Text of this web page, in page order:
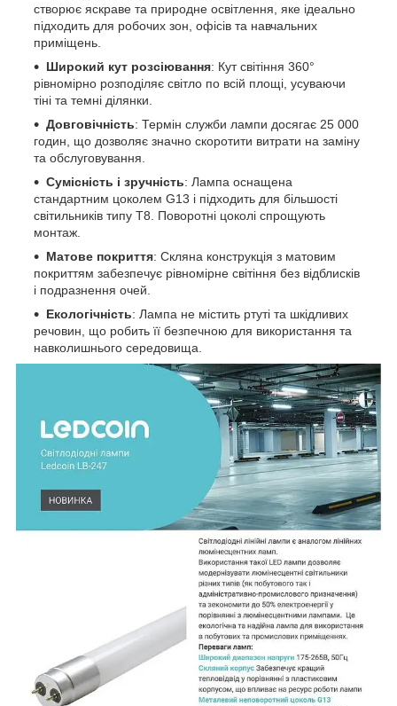
створює яскраве та природне освітлення, яке ідеально
підходить для робочих зон, офісів та навчальних
приміщень.
Широкий кут розсіювання: Кут світіння 360°
рівномірно розподіляє світло по всій площі, усуваючи
тіні та темні ділянки.
Довговічність: Термін служби лампи досягає 25 000
годин, що дозволяє значно скоротити витрати на заміну
та обслуговування.
Сумісність і зручність: Лампа оснащена
стандартним цоколем G13 і підходить для більшості
світильників типу Т8. Поворотні цоколі спрощують
монтаж.
Матове покриття: Скляна конструкція з матовим
покриттям забезпечує рівномірне світіння без відблисків
і подразнення очей.
Екологічність: Лампа не містить ртуті та шкідливих
речовин, що робить її безпечною для використання та
навколишнього середовища.